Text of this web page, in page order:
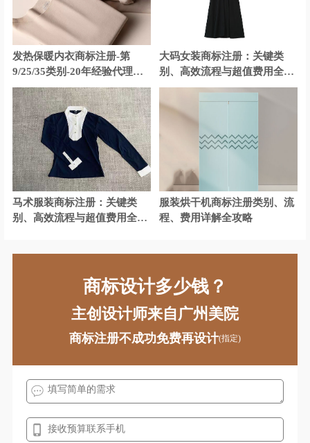
发热保暖内衣商标注册-第
9/25/35类别-20年经验代理机
构
大码女装商标注册：关键类
别、高效流程与超值费用全解
析
马术服装商标注册：关键类
别、高效流程与超值费用全解
服装烘干机商标注册类别、流
程、费用详解全攻略
商标设计多少钱？
主创设计师来自广州美院
商标注册不成功免费再设计(指定)